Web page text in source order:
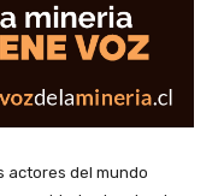
actores del mundo